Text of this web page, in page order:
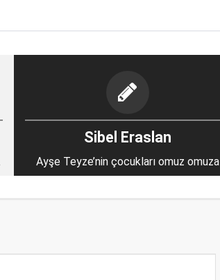
Sibel Eraslan
Ayşe Teyze’nin çocukları omuz omuza